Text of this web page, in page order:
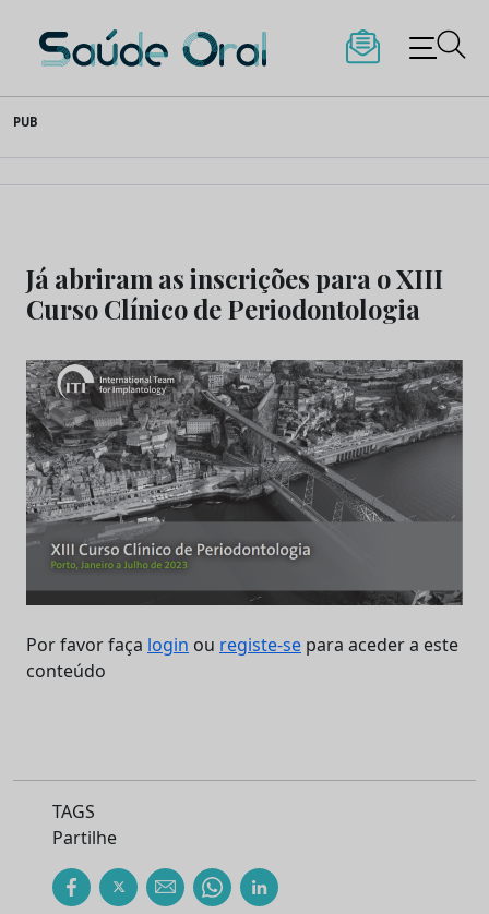
to
content
Saúde Oral
PUB
Já abriram as inscrições para o XIII
Curso Clínico de Periodontologia
Por favor faça login ou registe-se para aceder a este
conteúdo
TAGS
Partilhe